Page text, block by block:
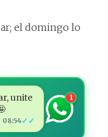
el domingo lo
unite
08:54✓✓
1